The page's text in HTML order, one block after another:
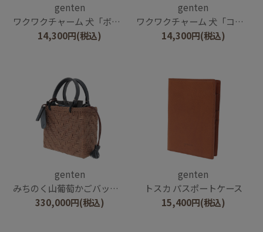
genten
ワクワクチャーム 犬「ボーダー・コリー」
14,300円(税込)
genten
ワクワクチャーム 犬「コーイケルホンディエ」
14,300円(税込)
genten
みちのく山葡萄かごバッグ 2026
330,000円(税込)
genten
トスカ パスポートケース
15,400円(税込)